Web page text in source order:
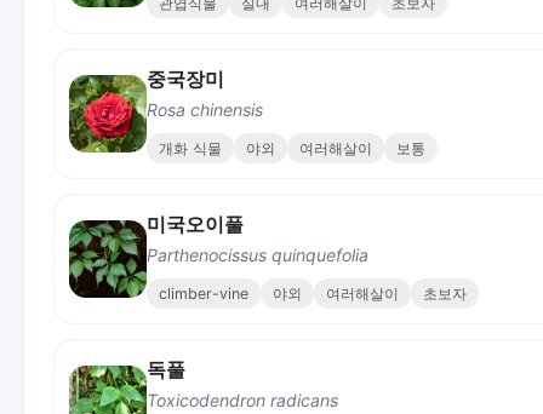
중국장미
Rosa chinensis
개화 식물 야외 여러해살이 보통
미국오이풀
Parthenocissus quinquefolia
climber-vine 야외 여러해살이 초보자
독풀
Toxicodendron radicans